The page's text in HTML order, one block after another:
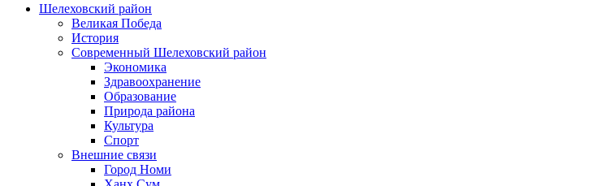
Шелеховский район
Великая Победа
История
Современный Шелеховский район
Экономика
Здравоохранение
Образование
Природа района
Культура
Спорт
Внешние связи
Город Номи